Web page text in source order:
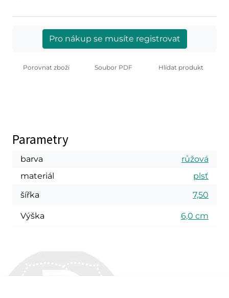
Pro nákup se musíte registrovat
Porovnat zboží Soubor PDF Hlídat produkt
Parametry
barva
růžová
materiál
plsť
šířka
7,50
Výška 6,0 cm